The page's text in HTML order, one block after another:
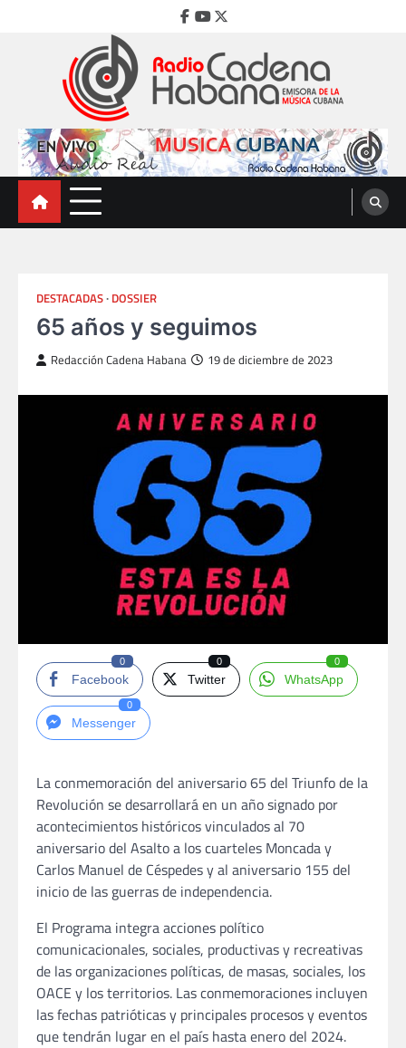
Facebook
Youtube
Twitter
Radio Cadena Habana
Emisora de la Música Cubana
DESTACADAS DOSSIER
65 años y seguimos
Redacción Cadena Habana 19 de diciembre de 2023
Facebook
0
Twitter
0
WhatsApp
0
Messenger
0
La conmemoración del aniversario 65 del Triunfo de la
Revolución se desarrollará en un año signado por
acontecimientos históricos vinculados al 70
aniversario del Asalto a los cuarteles Moncada y
Carlos Manuel de Céspedes y al aniversario 155 del
inicio de las guerras de independencia.
El Programa integra acciones político
comunicacionales, sociales, productivas y recreativas
de las organizaciones políticas, de masas, sociales, los
OACE y los territorios. Las conmemoraciones incluyen
las fechas patrióticas y principales procesos y eventos
que tendrán lugar en el país hasta enero del 2024.